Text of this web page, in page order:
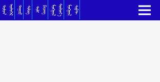
ᠳᠣᠮᠣᠭ ᠥᠯᠢᠭᠡᠷ ᠳᠠᠭᠤᠤ ᠰᠢᠯᠦᠭ ᠲᠣᠯᠢ ᠪᠢᠴᠢᠭ ᠮᠣᠩᠭᠣᠯᠰᠦᠯᠵᠢᠶ᠎ᠡ ᠮᠣᠩᠭᠣᠯᠰᠣᠹᠲ